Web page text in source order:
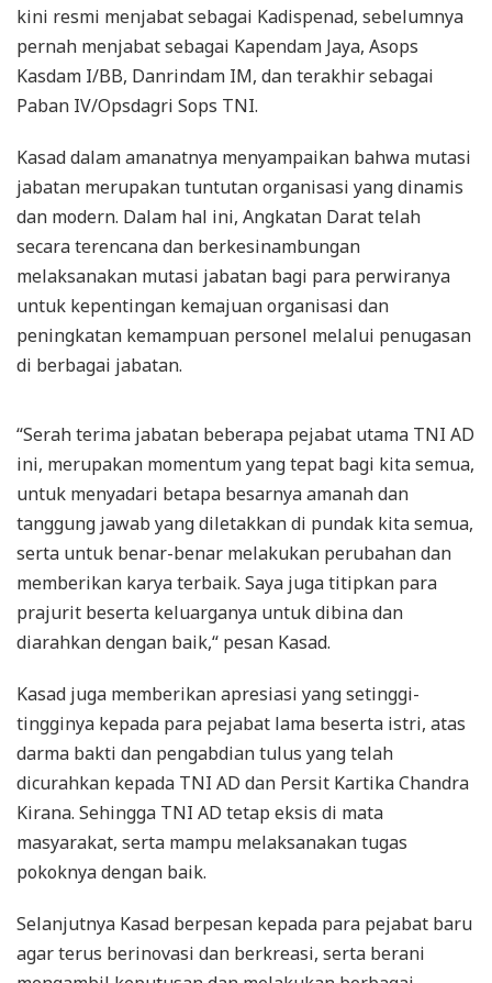
kini resmi menjabat sebagai Kadispenad, sebelumnya
pernah menjabat sebagai Kapendam Jaya, Asops
Kasdam I/BB, Danrindam IM, dan terakhir sebagai
Paban IV/Opsdagri Sops TNI.
Kasad dalam amanatnya menyampaikan bahwa mutasi
jabatan merupakan tuntutan organisasi yang dinamis
dan modern. Dalam hal ini, Angkatan Darat telah
secara terencana dan berkesinambungan
melaksanakan mutasi jabatan bagi para perwiranya
untuk kepentingan kemajuan organisasi dan
peningkatan kemampuan personel melalui penugasan
di berbagai jabatan.
“Serah terima jabatan beberapa pejabat utama TNI AD
ini, merupakan momentum yang tepat bagi kita semua,
untuk menyadari betapa besarnya amanah dan
tanggung jawab yang diletakkan di pundak kita semua,
serta untuk benar-benar melakukan perubahan dan
memberikan karya terbaik. Saya juga titipkan para
prajurit beserta keluarganya untuk dibina dan
diarahkan dengan baik,“ pesan Kasad.
Kasad juga memberikan apresiasi yang setinggi-
tingginya kepada para pejabat lama beserta istri, atas
darma bakti dan pengabdian tulus yang telah
dicurahkan kepada TNI AD dan Persit Kartika Chandra
Kirana. Sehingga TNI AD tetap eksis di mata
masyarakat, serta mampu melaksanakan tugas
pokoknya dengan baik.
Selanjutnya Kasad berpesan kepada para pejabat baru
agar terus berinovasi dan berkreasi, serta berani